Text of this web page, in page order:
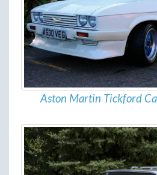
Aston Martin Tickford